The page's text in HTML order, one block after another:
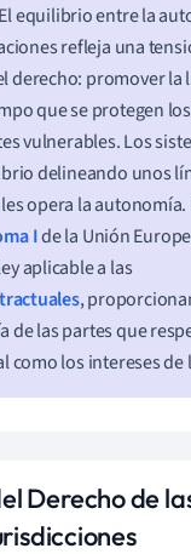
El equilibrio entre la
refleja una
derecho: promover la
que se protegen
vulnerables. Los
delineando unos
opera la
Ide la Unión
aplicable a las
,
de las partes que
como los intereses de
Derecho de